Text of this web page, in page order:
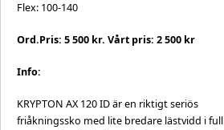
Flex: 100-140
Ord.Pris: 5 500 kr. Vårt pris: 2 500 kr
Info:
KRYPTON AX 120 ID är en riktigt seriös
friåkningssko med lite bredare lästvidd i full